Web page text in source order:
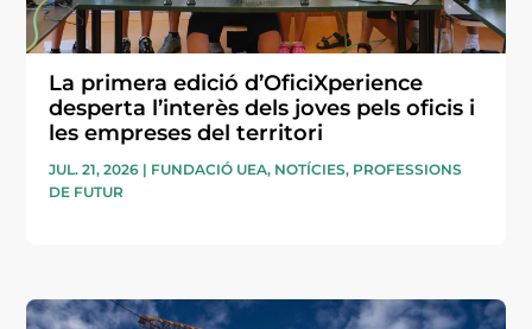
La primera edició d’OficiXperience
desperta l’interès dels joves pels oficis i
les empreses del territori
JUL. 21, 2026 | FUNDACIÓ UEA, NOTÍCIES, PROFESSIONS
DE FUTUR